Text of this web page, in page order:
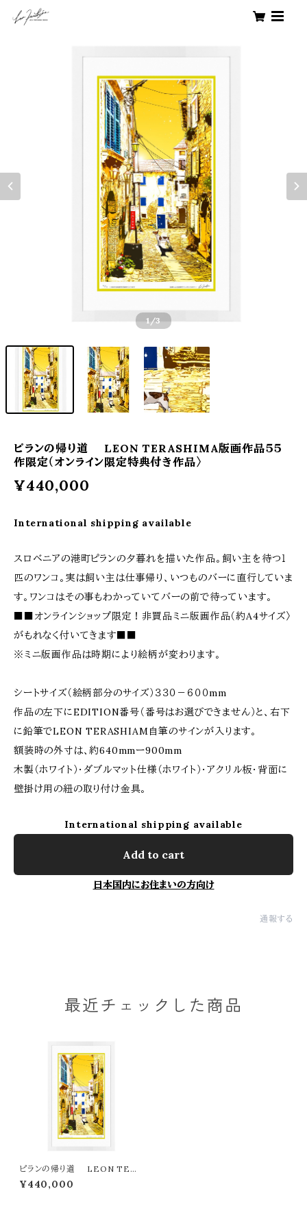
1 /3
ピランの帰り道 LEON TERASHIMA版画作品５５
作限定（オンライン限定特典付き作品〉
¥440,000
International shipping available
スロベニアの港町ピランの夕暮れを描いた作品。飼い主を待つ１
匹のワンコ。実は飼い主は仕事帰り、いつものバーに直行していま
す。ワンコはその事もわかっていてバーの前で待っています。
■■オンラインショップ限定！非買品ミニ版画作品（約A4サイズ〉
がもれなく付いてきます■■
※ミニ版画作品は時期により絵柄が変わります。
シートサイズ（絵柄部分のサイズ）３３０－６００mm
作品の左下にEDITION番号（番号はお選びできません）と、右下
に鉛筆でLEON TERASHIAM自筆のサインが入ります。
額装時の外寸は、約640mmー900mm
木製（ホワイト）・ダブルマット仕様（ホワイト）・アクリル板・背面に
壁掛け用の紐の取り付け金具。
International shipping available
Add to cart
日本国内にお住まいの方向け
通報する
最近チェックした商品
ピランの帰り道 LEON TER
ASHIMA版画作品５５作限定（オ
ンライン限定特典付き作品〉
¥440,000